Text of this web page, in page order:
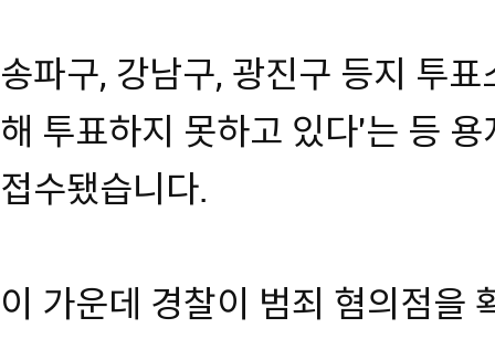
송파구, 강남구, 광진구 등지 투
해 투표하지 못하고 있다'는 등
접수됐습니다.
이 가운데 경찰이 범죄 혐의점을